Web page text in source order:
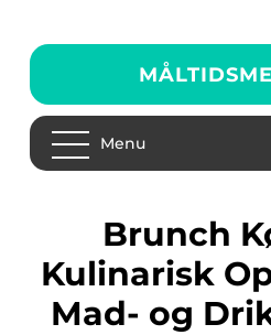
Menu
Brunch Køge: En
Kulinarisk
Mad- og